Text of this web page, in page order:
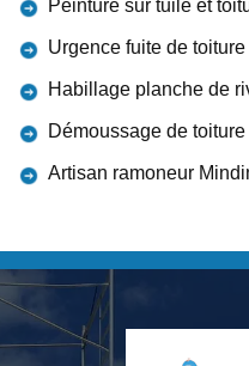
Peinture sur tuile et
Urgence fuite de
Habillage planche de
Démoussage de
Artisan ramoneur